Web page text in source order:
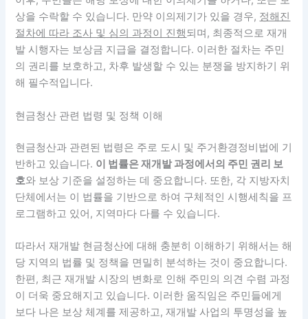
상을 수락할 수 있습니다. 만약 이의제기가 있을 경우, 정해진
절차에 따라 조사 및 심의 과정이 진행되며, 최종적으로 재개
발 시행자는 보상금 지급을 결정합니다. 이러한 절차는 주민
의 권리를 보호하고, 차후 발생할 수 있는 분쟁을 방지하기 위
해 필수적입니다.
현금청산 관련 법령 및 정책 이해
현금청산과 관련된 법령은 주로 도시 및 주거환경정비법에 기
반하고 있습니다. 이 법률은 재개발 과정에서의 주민 권리 보
호와 보상 기준을 설정하는 데 중요합니다. 또한, 각 지방자치
단체에서는 이 법률을 기반으로 하여 구체적인 시행세칙을 프
로그램하고 있어, 지역마다 다를 수 있습니다.
따라서 재개발 현금청산에 대해 충분히 이해하기 위해서는 해
당 지역의 법률 및 정책을 면밀히 분석하는 것이 중요합니다.
한편, 최근 재개발 시장의 변화로 인해 주민의 의견 수렴 과정
이 더욱 중요해지고 있습니다. 이러한 움직임은 주민들에게
보다 나은 보상 체계를 제공하고, 재개발 사업의 투명성을 높